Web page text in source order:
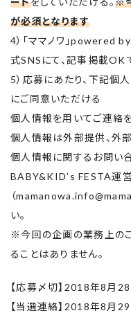
が必須となります
4）「ママノワ」powered
式SNSにて、記事掲載OK
5）応募にあたり、下記個
にご同意いただける
個人情報を用いてご連絡を
個人情報は外部提供、外
個人情報に関するお問い
BABY&KID’s FESTA運
（
い。
※今回の企画の業務上の
ることはありません。
【応募〆切】2018年8月
【当選連絡】2018年8月29